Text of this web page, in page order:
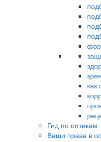
как
Гид по оптикам
Ваши права в